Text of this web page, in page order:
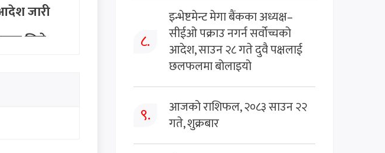
जारी
जित्ने
८.
इन्भेष्टमेन्ट मेगा बैंकका अध्यक्ष–
सीईओ पक्राउ नगर्न सर्वोच्चको
आदेश, साउन २८ गते दुवै पक्षलाई
छलफलमा बोलाइयो
९.
आजको राशिफल, २०८३ साउन २२
गते, शुक्रबार